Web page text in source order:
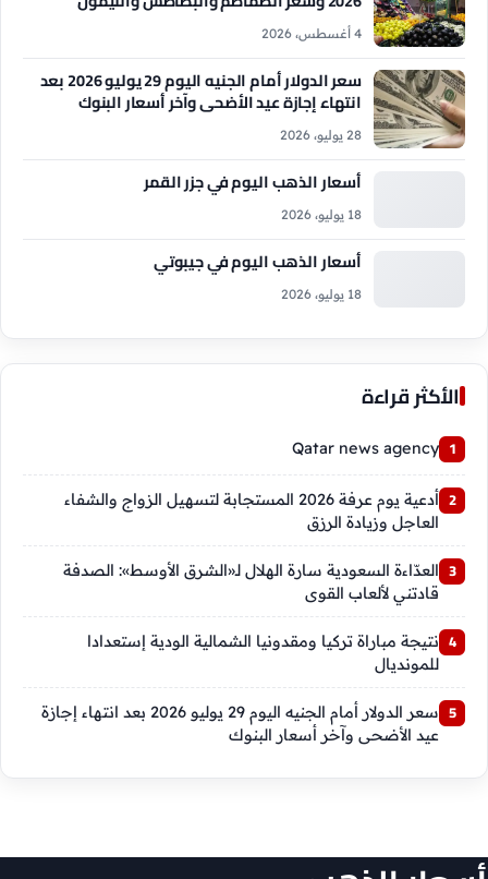
4 أغسطس، 2026
سعر الدولار أمام الجنيه اليوم 29 يوليو 2026 بعد
انتهاء إجازة عيد الأضحى وآخر أسعار البنوك
28 يوليو، 2026
أسعار الذهب اليوم في جزر القمر
18 يوليو، 2026
أسعار الذهب اليوم في جيبوتي
18 يوليو، 2026
الأكثر قراءة
Qatar news agency
أدعية يوم عرفة 2026 المستجابة لتسهيل الزواج والشفاء
العاجل وزيادة الرزق
العدّاءة السعودية سارة الهلال لـ«الشرق الأوسط»: الصدفة
قادتني لألعاب القوى
نتيجة مباراة تركيا ومقدونيا الشمالية الودية إستعدادا
للمونديال
سعر الدولار أمام الجنيه اليوم 29 يوليو 2026 بعد انتهاء إجازة
عيد الأضحى وآخر أسعار البنوك